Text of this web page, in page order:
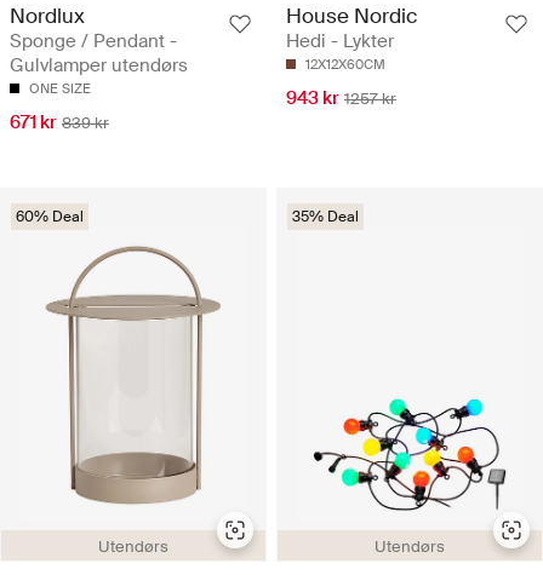
Nordlux
Sponge / Pendant -
Gulvlamper utendørs
ONE SIZE
671 kr 839 kr
House Nordic
Hedi - Lykter
12X12X60CM
943 kr 1257 kr
Utendørs
60% Deal
Utendørs
35% Deal